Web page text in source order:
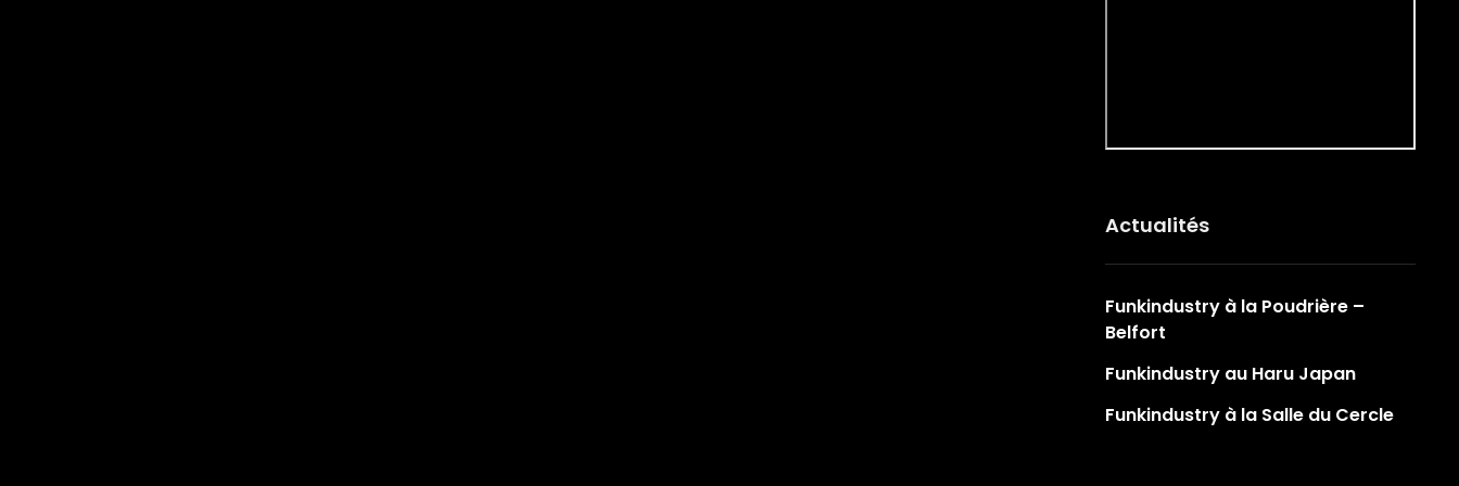
Actualités
Funkindustry à la Poudrière –
Belfort
Funkindustry au Haru Japan
Funkindustry à la Salle du Cercle